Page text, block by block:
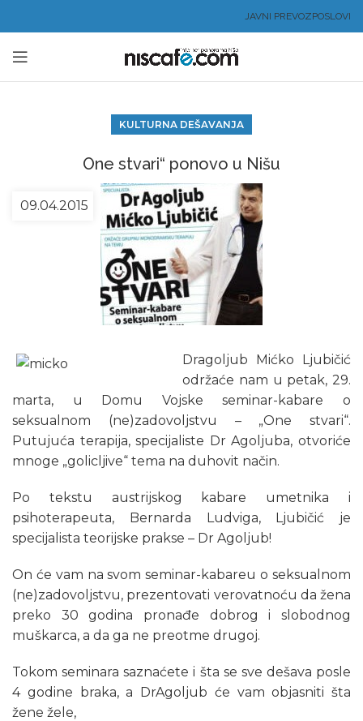
JAVNI PREVOZPOSLOVI
KULTURNA DEŠAVANJA
One stvari“ ponovo u Nišu
09.04.2015
Dragoljub Mićko Ljubičić
održaće nam u petak, 29.
marta, u Domu Vojske seminar-kabare o
seksualnom (ne)zadovoljstvu – „One stvari“.
Putujuća terapija, specijaliste Dr Agoljuba, otvoriće
mnoge „golicljive“ tema na duhovit način.
Po tekstu austrijskog kabare umetnika i
psihoterapeuta, Bernarda Ludviga, Ljubičić je
specijalista teorijske prakse – Dr Agoljub!
On će vam na svom seminar-kabareu o seksualnom
(ne)zadovoljstvu, prezentovati verovatnoću da žena
preko 30 godina pronađe dobrog i slobodnog
muškarca, a da ga ne preotme drugoj.
Tokom seminara saznaćete i šta se sve dešava posle
4 godine braka, a DrAgoljub će vam objasniti šta
žene žele,